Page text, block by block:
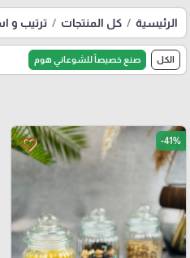
الرئيسية كل المنتجات ترتيب و
الكل صنع خصيصاً للشوعاني هوم
favorite_border -41%